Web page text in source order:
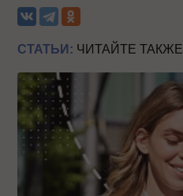
СТАТЬИ: ЧИТАЙТЕ ТАКЖЕ